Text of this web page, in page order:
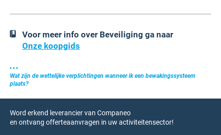
Voor meer info over Beveiliging ga naar
Onze koopgids
Wat zijn de wettelijke verplichtingen wanneer ik een bewakingssysteem
plaats?
Word erkend leverancier van Companeo
en ontvang offerteaanvragen in uw activiteitensector!